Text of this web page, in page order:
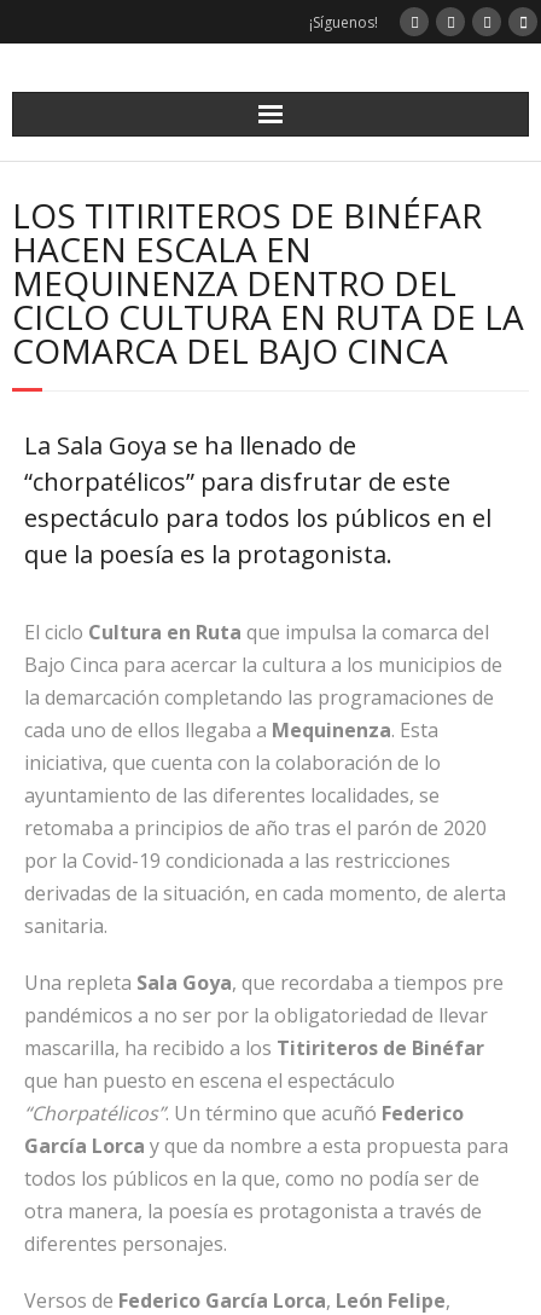
¡Síguenos!
LOS TITIRITEROS DE BINÉFAR
HACEN ESCALA EN
MEQUINENZA DENTRO DEL
CICLO CULTURA EN RUTA DE LA
COMARCA DEL BAJO CINCA
La Sala Goya se ha llenado de
“chorpatélicos” para disfrutar de este
espectáculo para todos los públicos en el
que la poesía es la protagonista.
El ciclo Cultura en Ruta que impulsa la comarca del
Bajo Cinca para acercar la cultura a los municipios de
la demarcación completando las programaciones de
cada uno de ellos llegaba a Mequinenza. Esta
iniciativa, que cuenta con la colaboración de lo
ayuntamiento de las diferentes localidades, se
retomaba a principios de año tras el parón de 2020
por la Covid-19 condicionada a las restricciones
derivadas de la situación, en cada momento, de alerta
sanitaria.
Una repleta Sala Goya, que recordaba a tiempos pre
pandémicos a no ser por la obligatoriedad de llevar
mascarilla, ha recibido a los Titiriteros de Binéfar
que han puesto en escena el espectáculo
“Chorpatélicos”. Un término que acuñó Federico
García Lorca y que da nombre a esta propuesta para
todos los públicos en la que, como no podía ser de
otra manera, la poesía es protagonista a través de
diferentes personajes.
Versos de Federico García Lorca, León Felipe,